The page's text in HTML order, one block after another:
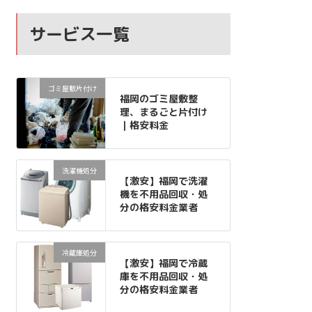
サービス一覧
ゴミ屋敷片付け
福岡のゴミ屋敷整
理、まるごと片付け
｜格安料金
洗濯機処分
【激安】福岡で洗濯
機を不用品回収・処
分の格安料金業者
冷蔵庫処分
【激安】福岡で冷蔵
庫を不用品回収・処
分の格安料金業者